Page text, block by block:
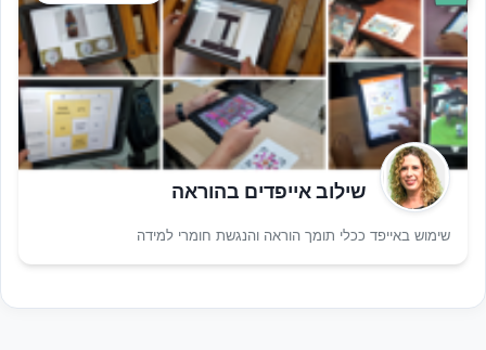
שילוב אייפדים בהוראה
שימוש באייפד ככלי תומך הוראה והנגשת חומרי למידה